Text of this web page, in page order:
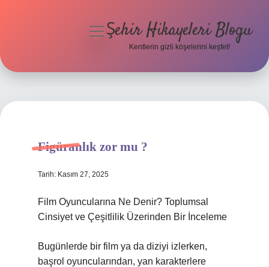
Hakkımızda
menüyüŞehir Hikayeleri Blogu
Kentlerin gizli köşelerini keşfet!
Figüranlık zor mu ?
Tarih: Kasım 27, 2025
Film Oyuncularına Ne Denir? Toplumsal
Cinsiyet ve Çeşitlilik Üzerinden Bir İnceleme
Bugünlerde bir film ya da diziyi izlerken,
başrol oyuncularından, yan karakterlere